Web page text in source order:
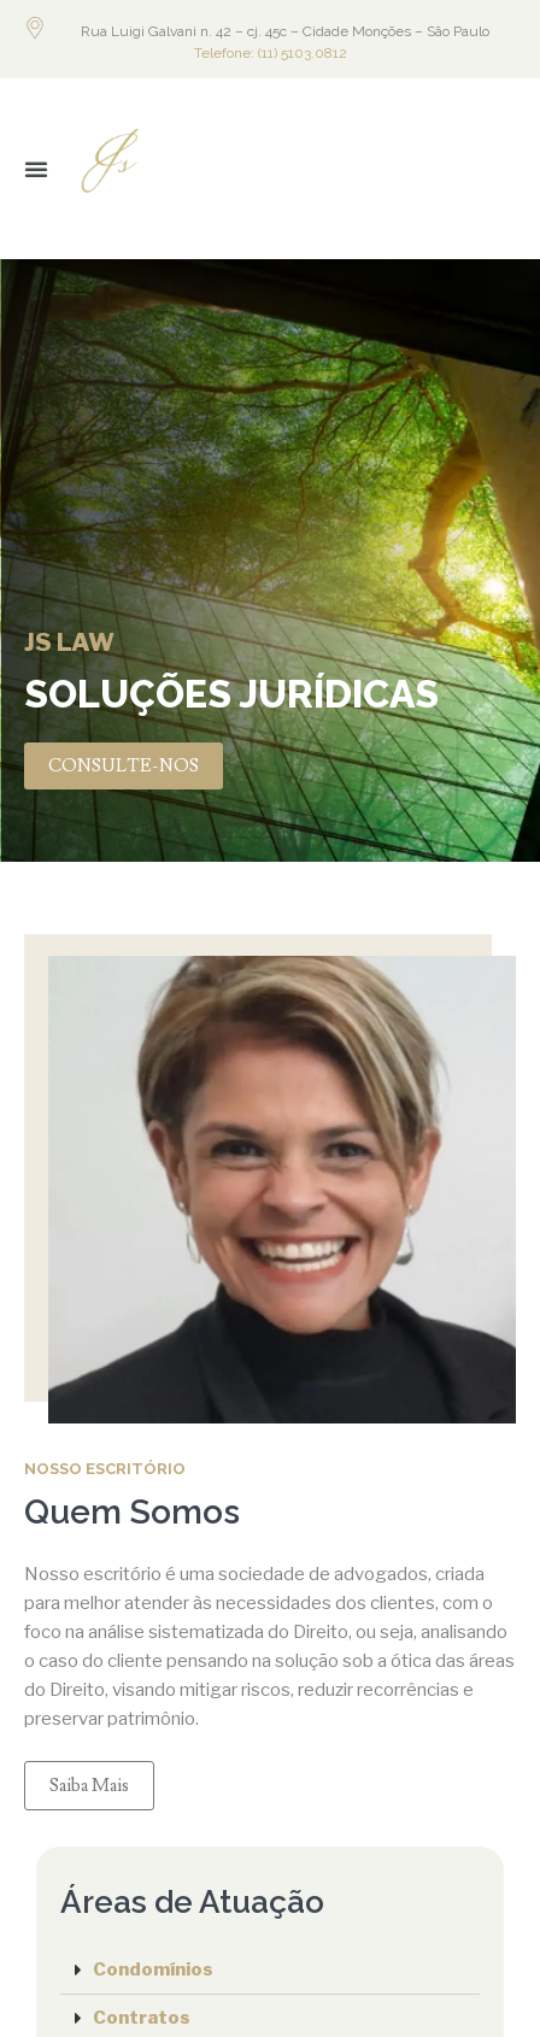
Rua Luigi Galvani n. 42 – cj. 45c – Cidade Monções – São Paulo
Telefone: (11) 5103.0812
JS LAW
SOLUÇÕES JURÍDICAS
CONSULTE-NOS
NOSSO ESCRITÓRIO
Quem Somos
Nosso escritório é uma sociedade de advogados, criada
para melhor atender às necessidades dos clientes, com o
foco na análise sistematizada do Direito, ou seja, analisando
o caso do cliente pensando na solução sob a ótica das áreas
do Direito, visando mitigar riscos, reduzir recorrências e
preservar patrimônio.
Saiba Mais
Áreas de Atuação
Condomínios
Contratos